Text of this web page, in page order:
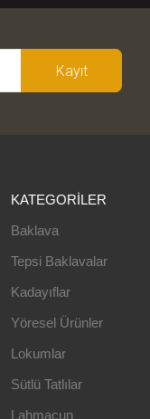
Kayıt
KATEGORILER
Baklava
Tepsi Baklavalar
Kadayıflar
Yöresel Ürünler
Lokumlar
Sütlü Tatlılar
Lahmacun